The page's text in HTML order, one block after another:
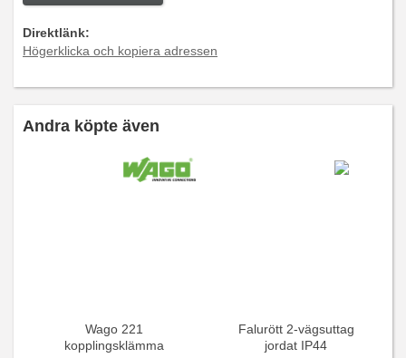
Direktlänk:
Högerklicka och kopiera adressen
Andra köpte även
Wago 221
kopplingsklämma
Falurött 2-vägsuttag
jordat IP44